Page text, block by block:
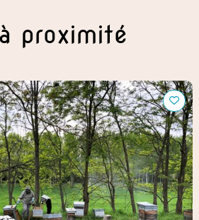
proximité
Lauriol